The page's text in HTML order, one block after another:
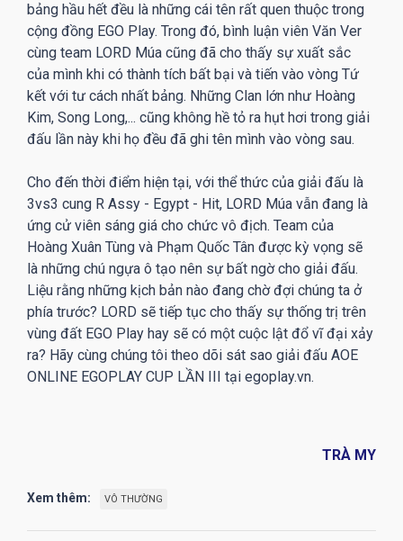
bảng hầu hết đều là những cái tên rất quen thuộc trong
cộng đồng EGO Play. Trong đó, bình luận viên Văn Ver
cùng team LORD Múa cũng đã cho thấy sự xuất sắc
của mình khi có thành tích bất bại và tiến vào vòng Tứ
kết với tư cách nhất bảng. Những Clan lớn như Hoàng
Kim, Song Long,... cũng không hề tỏ ra hụt hơi trong giải
đấu lần này khi họ đều đã ghi tên mình vào vòng sau.
Cho đến thời điểm hiện tại, với thể thức của giải đấu là
3vs3 cung R Assy - Egypt - Hit, LORD Múa vẫn đang là
ứng cử viên sáng giá cho chức vô địch. Team của
Hoàng Xuân Tùng và Phạm Quốc Tân được kỳ vọng sẽ
là những chú ngựa ô tạo nên sự bất ngờ cho giải đấu.
Liệu rằng những kịch bản nào đang chờ đợi chúng ta ở
phía trước? LORD sẽ tiếp tục cho thấy sự thống trị trên
vùng đất EGO Play hay sẽ có một cuộc lật đổ vĩ đại xảy
ra? Hãy cùng chúng tôi theo dõi sát sao giải đấu AOE
ONLINE EGOPLAY CUP LẦN III tại egoplay.vn.
TRÀ MY
Xem thêm: VÔ THƯỜNG